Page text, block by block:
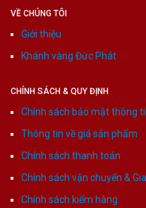
VỀ CHÚNG TÔI
Giới thiệu
Khánh vàng Đức Phát
CHÍNH SÁCH & QUY ĐỊNH
Chính sách bảo mật thông
Thông tin về giá sản phẩm
Chính sách thanh toán
Chính sách vận chuyển &
Chính sách kiểm hàng